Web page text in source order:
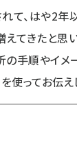
て、はや2
てきたと思
手順やイメ
使ってお伝え